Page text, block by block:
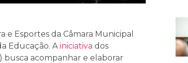
e Esportes da Câmara Municipal
Educação. Ainiciativa dos
busca acompanhar e elaborar